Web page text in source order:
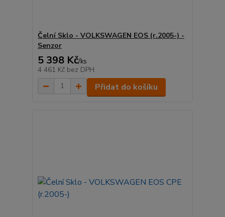
Čelní Sklo - VOLKSWAGEN EOS (r.2005-) -
Senzor
5 398 Kč/ks
4 461 Kč bez DPH
Přidat do košíku